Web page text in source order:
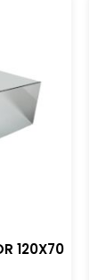
120X70